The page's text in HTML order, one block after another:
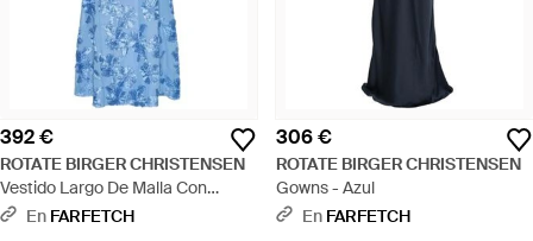
392 €
ROTATE BIRGER CHRISTENSEN
Vestido Largo De Malla Con
Manga Corta - Azul
En FARFETCH
306 €
ROTATE BIRGER CHRISTENSEN
Gowns - Azul
En FARFETCH